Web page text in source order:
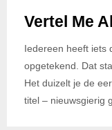
Vertel Me
Iedereen heeft iets
opgetekend. Dat
Het duizelt je de
titel – nieuwsgierig